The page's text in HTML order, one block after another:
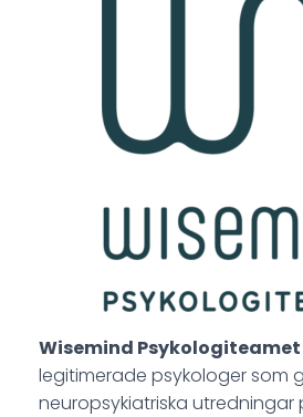
Wisemind Psykologiteamet
legitimerade psykologer som
neuropsykiatriska utredningar